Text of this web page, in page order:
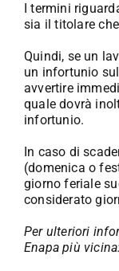
I termini
sia il titolare
Quindi, se un
un infortunio
avvertire
quale dovrà
infortunio.
In caso di
(domenica o
giorno feriale
considerato
Per ulteriori
Enapa più